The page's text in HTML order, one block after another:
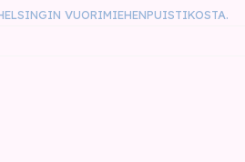
VUORIMIEHENPUISTIKOSTA.